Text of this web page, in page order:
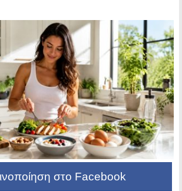
στο Facebook